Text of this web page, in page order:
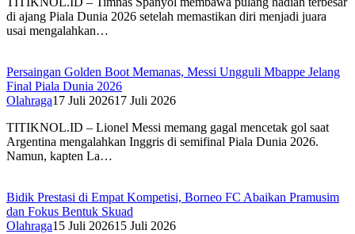
di ajang Piala Dunia 2026 setelah memastikan diri menjadi juara
usai mengalahkan…
Persaingan Golden Boot Memanas, Messi Ungguli Mbappe Jelang
Final Piala Dunia 2026‎
Olahraga17 Juli 202617 Juli 2026
TITIKNOL.ID – Lionel Messi memang gagal mencetak gol saat
Argentina mengalahkan Inggris di semifinal Piala Dunia 2026.
Namun, kapten La…
Bidik Prestasi di Empat Kompetisi, Borneo FC Abaikan Pramusim
dan Fokus Bentuk Skuad
Olahraga15 Juli 202615 Juli 2026